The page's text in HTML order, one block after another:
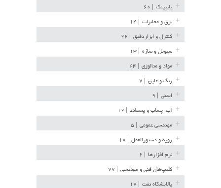
پایپینگ
برق و مخابرات
کنترل و ابزاردقیق
سیویل و سازه
مواد و متالوژی
رنگ و عایق
ایمنی
آب، پساب و پسماند
مهندسی عمومی
رویه و دستورالعمل
نرم افزارها
کلیپ‌های فنی و مهندسی
پالایشگاه نفت